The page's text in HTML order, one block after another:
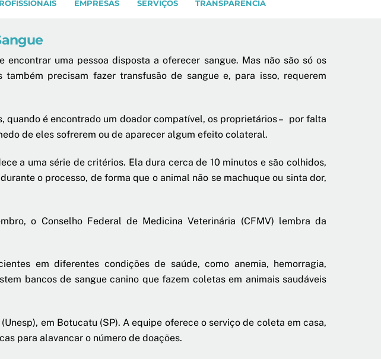
EMPRESAS SERVIÇOS TRANSPARÊNCIA
uma pessoa disposta a oferecer sangue. Mas não são só os
precisam fazer transfusão de sangue e, para isso, requerem
quando é encontrado um doador compatível, os proprietários – por falta
de eles sofrerem ou de aparecer algum efeito colateral.
a uma série de critérios. Ela dura cerca de 10 minutos e são colhidos,
o processo, de forma que o animal não se machuque ou sinta dor,
o Conselho Federal de Medicina Veterinária (CFMV) lembra da
em diferentes condições de saúde, como anemia, hemorragia,
bancos de sangue canino que fazem coletas em animais saudáveis
em Botucatu (SP). A equipe oferece o serviço de coleta em casa,
para alavancar o número de doações.